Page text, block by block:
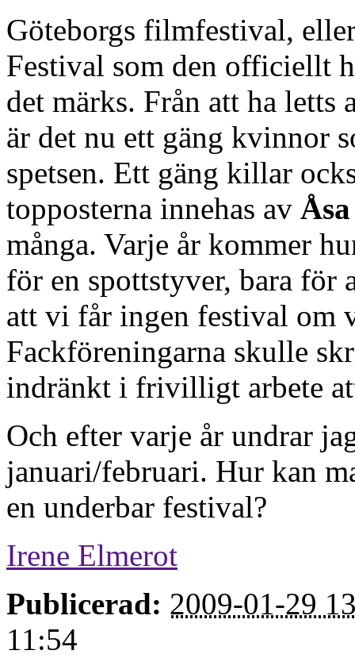
Göteborgs filmfestival,
Festival som den officiellt
det märks. Från att ha letts
är det nu ett gäng kvinnor
spetsen. Ett gäng killar
topposterna innehas av Åsa
många. Varje år kommer
för en spottstyver, bara för
att vi får ingen festival om
Fackföreningarna skulle
indränkt i frivilligt arbete
Och efter varje år undrar
januari/februari. Hur kan
en underbar festival?
Irene Elmerot
Publicerad: 2009-01-29
11:54